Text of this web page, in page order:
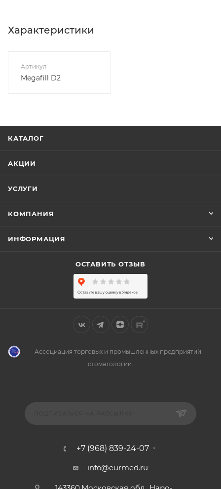
Характеристики
Артикул
Megafill D2
КАТАЛОГ
АКЦИИ
УСЛУГИ
КОМПАНИЯ
ИНФОРМАЦИЯ
ОСТАВИТЬ ОТЗЫВ
Ассоциация торговых и промышленных предприятий
стоматологии.
+7 (968) 839-24-07
info@eurmed.ru